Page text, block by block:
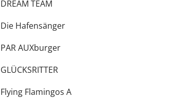
DREAM TEAM
Die Hafensänger
PAR AUXburger
GLÜCKSRITTER
Flying Flamingos A